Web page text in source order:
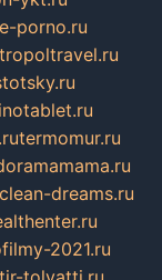
porno.ru
termomur.ru
clean-dreams.ru
2021.ru